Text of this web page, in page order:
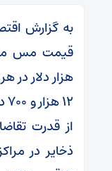
به گزارش
هزار دلار در
از قدرت
ذخایر در